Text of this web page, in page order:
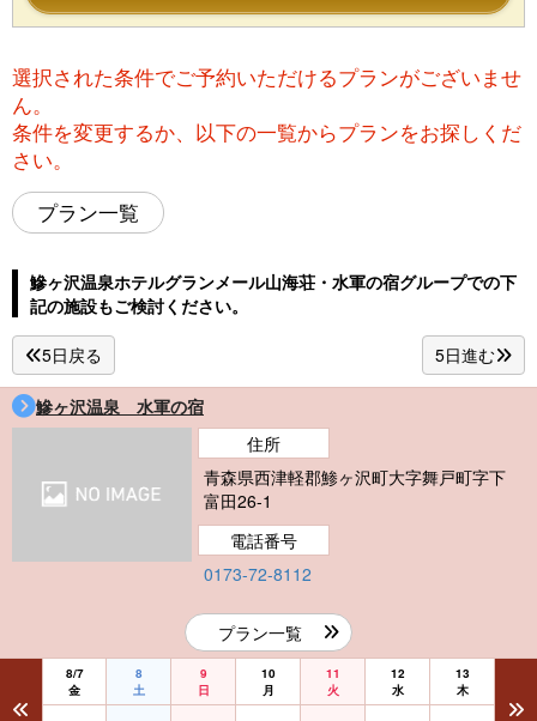
選択された条件でご予約いただけるプランがございませ
ん。
条件を変更するか、以下の一覧からプランをお探しくだ
さい。
プラン一覧
鰺ヶ沢温泉ホテルグランメール山海荘・水軍の宿グループでの下
記の施設もご検討ください。
5日戻る 5日進む
鰺ヶ沢温泉 水軍の宿
住所
青森県西津軽郡鯵ヶ沢町大字舞戸町字下
富田26-1
電話番号
0173-72-8112
プラン一覧
8/7
金
8
土
9
日
10
月
11
火
12
水
13
木
航空券付き宿泊予約